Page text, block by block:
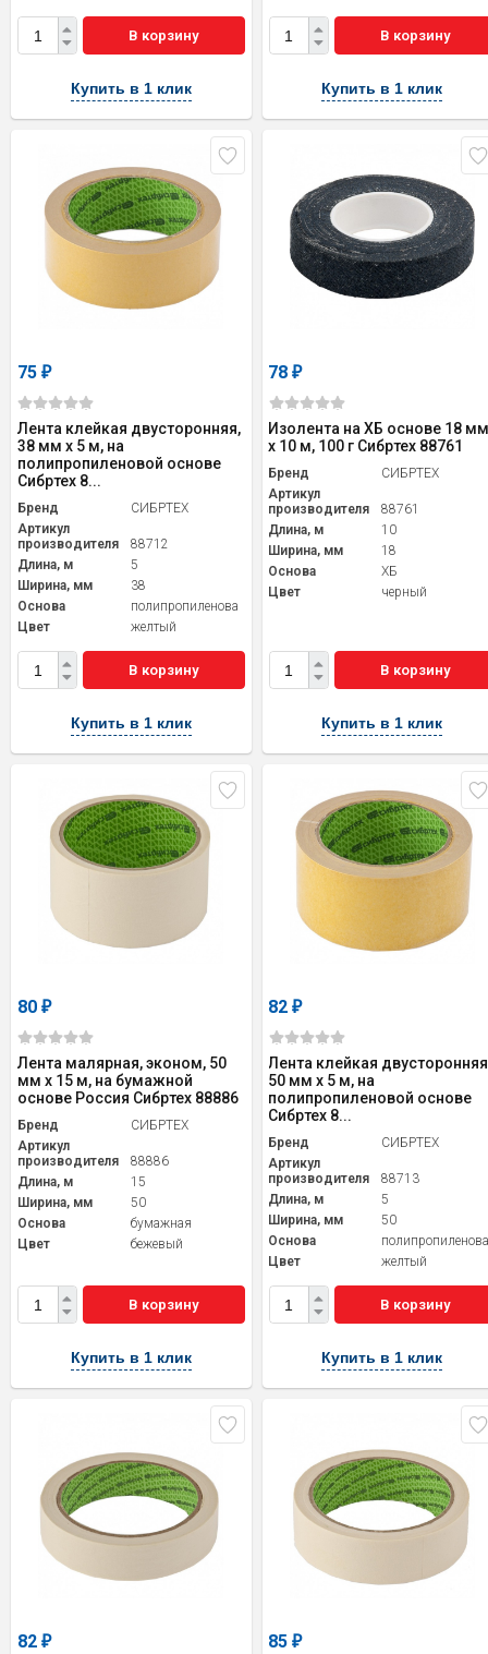
В корзину
Купить в 1 клик
В корзину
Купить в 1 клик
75 ₽
Лента клейкая двусторонняя,
38 мм х 5 м, на
полипропиленовой основе
Сибртех 8...
Бренд
СИБРТЕХ
Артикул
производителя
88712
Длина, м
5
Ширина, мм
38
Основа
полипропиленовая
Цвет
желтый
В корзину
Купить в 1 клик
78₽
Изолента на ХБ основе 18
х 10 м, 100 г Сибртех 88761
Бренд
СИБРТЕХ
Артикул
производителя
88761
Длина, м
10
Ширина, мм
18
Основа
ХБ
Цвет
черный
В корзину
Купить в 1 клик
80 ₽
Лента малярная, эконом, 50
мм x 15 м, на бумажной
основе Россия Сибртех 88886
Бренд
СИБРТЕХ
Артикул
производителя
88886
Длина, м
15
Ширина, мм
50
Основа
бумажная
Цвет
бежевый
В корзину
Купить в 1 клик
82₽
Лента клейкая
50 мм х 5 м, на
полипропиленовой основе
Сибртех 8...
Бренд
СИБРТЕХ
Артикул
производителя
88713
Длина, м
5
Ширина, мм
50
Основа
Цвет
желтый
В корзину
Купить в 1 клик
82 ₽ 85₽